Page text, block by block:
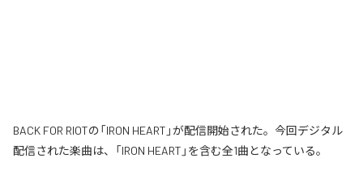
BACK FOR RIOTの「IRON HEART」が配信開始された。今回デジタル
配信された楽曲は、「IRON HEART」を含む全1曲となっている。